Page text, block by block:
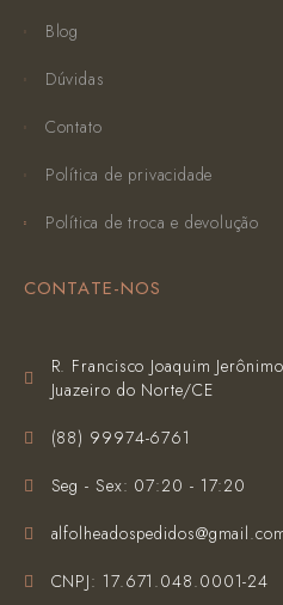
Blog
Dúvidas
Contato
Política de privacidade
Política de troca e devolução
CONTATE-NOS
R. Francisco Joaquim
Juazeiro do Norte/CE
(‪88) 99974-6761‬
Seg - Sex: 07:20 - 17:20
CNPJ: 17.671.048.0001-24